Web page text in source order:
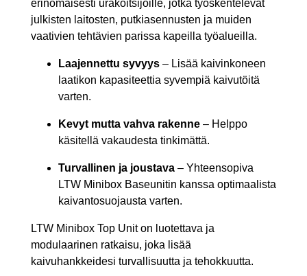
erinomaisesti urakoitsijoille, jotka työskentelevät
julkisten laitosten, putkiasennusten ja muiden
vaativien tehtävien parissa kapeilla työalueilla.
Laajennettu syvyys – Lisää kaivinkoneen
laatikon kapasiteettia syvempiä kaivutöitä
varten.
Kevyt mutta vahva rakenne – Helppo
käsitellä vakaudesta tinkimättä.
Turvallinen ja joustava – Yhteensopiva
LTW Minibox Baseunitin kanssa optimaalista
kaivantosuojausta varten.
LTW Minibox Top Unit on luotettava ja
modulaarinen ratkaisu, joka lisää
kaivuhankkeidesi turvallisuutta ja tehokkuutta.